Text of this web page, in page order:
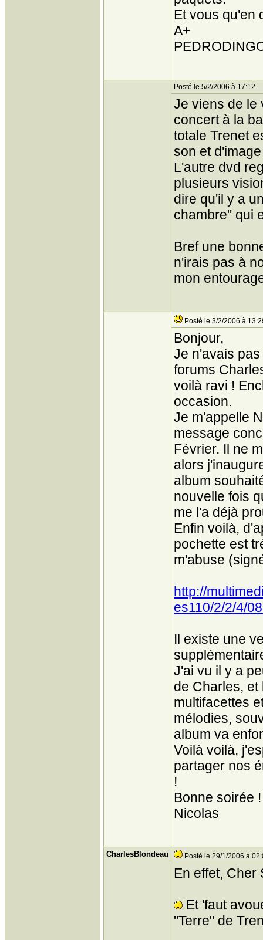
Et vous qu'en
A+
Posté le 5/2/2006 à 17:12
Je viens de le
concert à la
totale Trenet
son et
L'autre dvd
plusieurs
dire qu'il y a
chambre" qui
Bref une
n'irais pas à
mon
Posté le 3/2/2006 à
Bonjour,
Je n'avais
forums
voilà ravi !
occasion.
Je m'appelle
message
Février. Il ne
alors
album
nouvelle fois
me l'a déjà
Enfin voilà,
pochette est
m'abuse
http://
es110/2/2/4/
Il existe une
J'ai vu il y a
de Charles,
multifacettes
mélodies,
album va
Voilà voilà,
partager nos
!
Bonne soirée !
Nicolas
CharlesBlondeau Posté le 29/1/2006 à
En effet, Cher
Et 'faut
"Terre" de